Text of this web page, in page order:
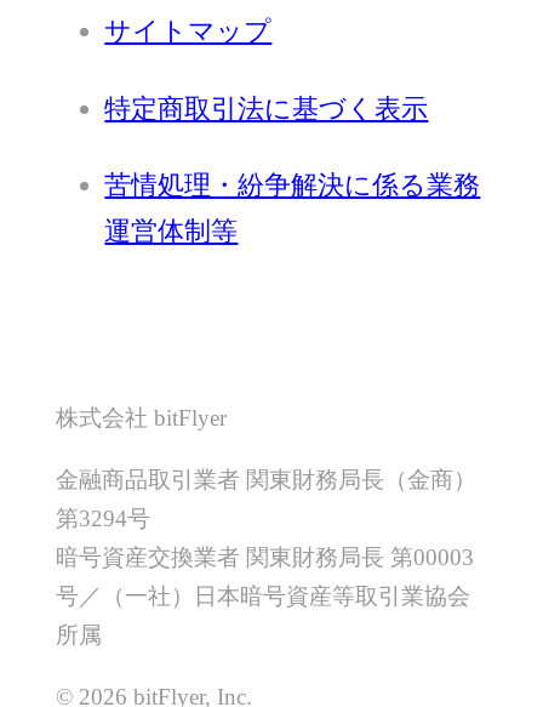
サイトマップ
特定商取引法に基づく表示
苦情処理・紛争解決に係る業務
運営体制等
株式会社 bitFlyer
金融商品取引業者 関東財務局長（金商）
第3294号
暗号資産交換業者 関東財務局長 第00003
号／（一社）日本暗号資産等取引業協会
所属
© 2026 bitFlyer, Inc.